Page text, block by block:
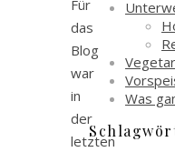
Für
das
Blog
war
in
der
letzten
Was